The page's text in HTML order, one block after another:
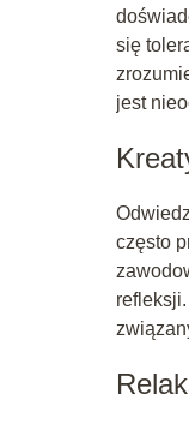
się
jest
często